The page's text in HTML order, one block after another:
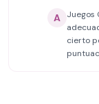
A
Juegos
cierto